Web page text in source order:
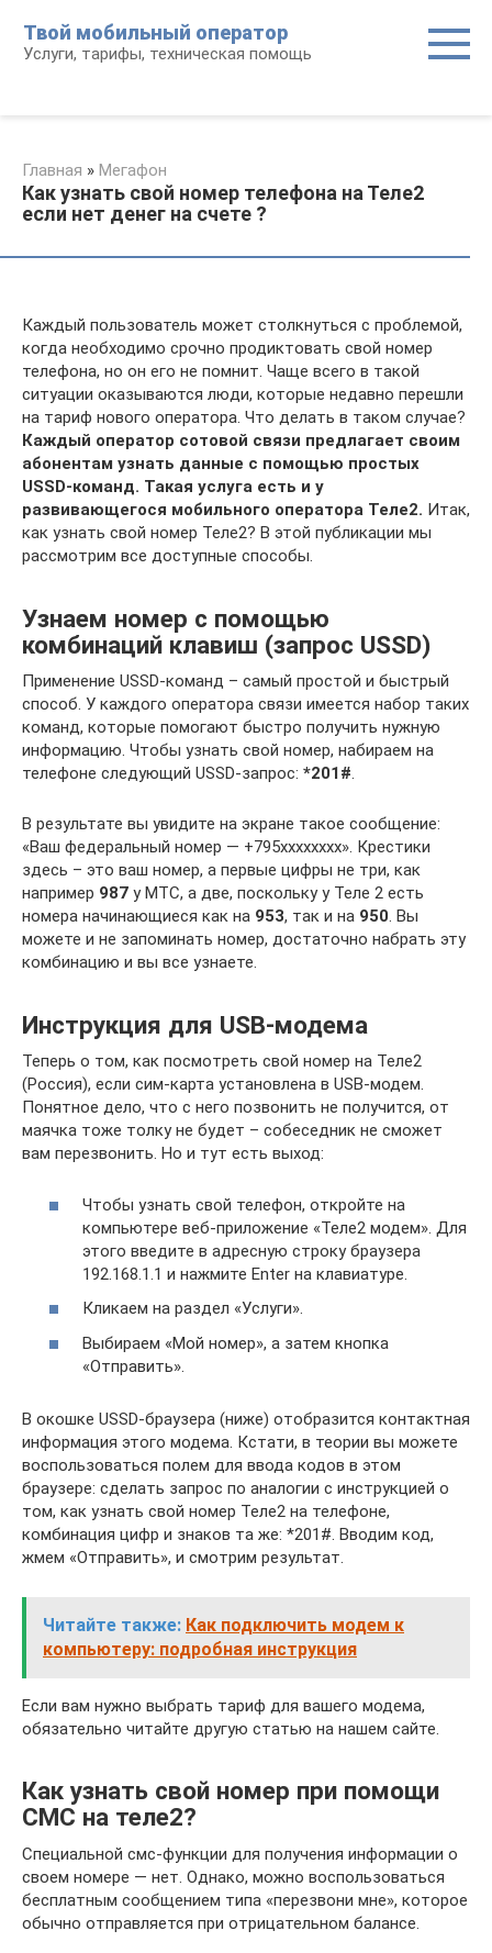
контенту
Твой мобильный оператор
Услуги, тарифы, техническая помощь
Главная » Мегафон
Как узнать свой номер телефона на Теле2
если нет денег на счете ?
Каждый пользователь может столкнуться с проблемой,
когда необходимо срочно продиктовать свой номер
телефона, но он его не помнит. Чаще всего в такой
ситуации оказываются люди, которые недавно перешли
на тариф нового оператора. Что делать в таком случае?
Каждый оператор сотовой связи предлагает своим
абонентам узнать данные с помощью простых
USSD-команд. Такая услуга есть и у
развивающегося мобильного оператора Теле2. Итак,
как узнать свой номер Теле2? В этой публикации мы
рассмотрим все доступные способы.
Узнаем номер с помощью
комбинаций клавиш (запрос USSD)
Применение USSD-команд – самый простой и быстрый
способ. У каждого оператора связи имеется набор таких
команд, которые помогают быстро получить нужную
информацию. Чтобы узнать свой номер, набираем на
телефоне следующий USSD-запрос: *201#.
В результате вы увидите на экране такое сообщение:
«Ваш федеральный номер — +795хххххххх». Крестики
здесь – это ваш номер, а первые цифры не три, как
например 987 у МТС, а две, поскольку у Теле 2 есть
номера начинающиеся как на 953, так и на 950. Вы
можете и не запоминать номер, достаточно набрать эту
комбинацию и вы все узнаете.
Инструкция для USB-модема
Теперь о том, как посмотреть свой номер на Теле2
(Россия), если сим-карта установлена в USB-модем.
Понятное дело, что с него позвонить не получится, от
маячка тоже толку не будет – собеседник не сможет
вам перезвонить. Но и тут есть выход:
Чтобы узнать свой телефон, откройте на
компьютере веб-приложение «Теле2 модем». Для
этого введите в адресную строку браузера
192.168.1.1 и нажмите Enter на клавиатуре.
Кликаем на раздел «Услуги».
Выбираем «Мой номер», а затем кнопка
«Отправить».
В окошке USSD-браузера (ниже) отобразится контактная
информация этого модема. Кстати, в теории вы можете
воспользоваться полем для ввода кодов в этом
браузере: сделать запрос по аналогии с инструкцией о
том, как узнать свой номер Теле2 на телефоне,
комбинация цифр и знаков та же: *201#. Вводим код,
жмем «Отправить», и смотрим результат.
Читайте также: Как подключить модем к
компьютеру: подробная инструкция
Если вам нужно выбрать тариф для вашего модема,
обязательно читайте другую статью на нашем сайте.
Как узнать свой номер при помощи
СМС на теле2?
Специальной смс-функции для получения информации о
своем номере — нет. Однако, можно воспользоваться
бесплатным сообщением типа «перезвони мне», которое
обычно отправляется при отрицательном балансе.